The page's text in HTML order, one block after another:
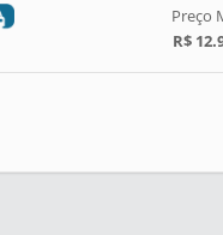
Preço
R$